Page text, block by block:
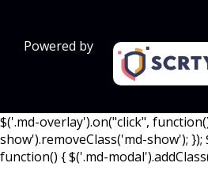
Powered by
$('.md-overlay').on("click",
show').removeClass('md-show');
function() { $('.md-